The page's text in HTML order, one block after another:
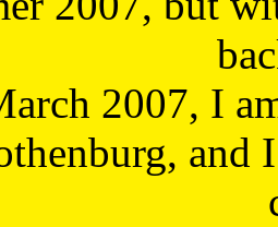
2007, I
and